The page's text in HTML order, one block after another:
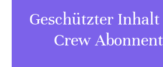
Geschützter
Crew